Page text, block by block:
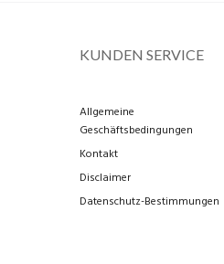
KUNDEN SERVICE
Allgemeine
Geschäftsbedingungen
Kontakt
Disclaimer
Datenschutz-Bestimmungen